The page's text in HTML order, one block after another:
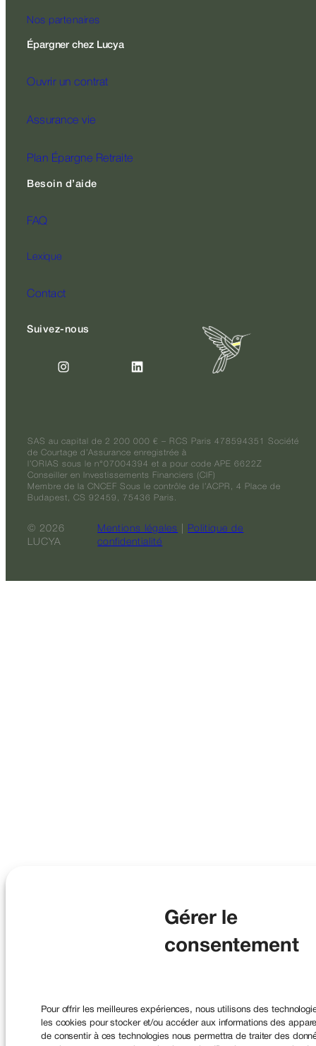
Gérer le
consentement
Pour offrir les meilleures expériences, nous utilisons des
les cookies pour stocker et/ou accéder aux informations des
de consentir à ces technologies nous permettra de traiter des
Nos partenaires
Épargner chez Lucya
Ouvrir un contrat
Assurance vie
Plan Épargne Retraite
Besoin d’aide
FAQ
Lexique
Contact
Suivez-nous
SAS au capital de 2 200 000 € – RCS Paris 478594351 Société
de Courtage d’Assurance enregistrée à
l’ORIAS sous le n°07004394 et a pour code APE 6622Z
Conseiller en Investissements Financiers (CIF)
Membre de la CNCEF Sous le contrôle de l’ACPR, 4 Place de
Budapest, CS 92459, 75436 Paris.
© 2026
LUCYA
Mentions légales
Politique de
confidentialité